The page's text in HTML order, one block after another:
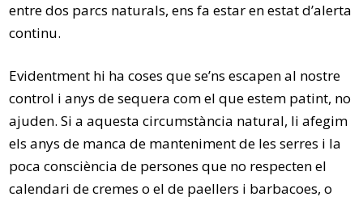
entre dos parcs naturals, ens fa estar en estat d’alerta
continu.
Evidentment hi ha coses que se’ns escapen al nostre
control i anys de sequera com el que estem patint, no
ajuden. Si a aquesta circumstància natural, li afegim
els anys de manca de manteniment de les serres i la
poca consciència de persones que no respecten el
calendari de cremes o el de paellers i barbacoes, o